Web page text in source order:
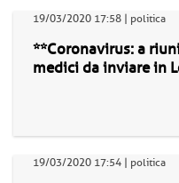
19/03/2020 17:58 | politica
**Coronavirus: a
medici da inviare in
19/03/2020 17:54 | politica